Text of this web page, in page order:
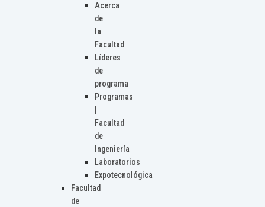
Acerca
de
la
Facultad
Líderes
de
programa
Programas
Facultad
de
Ingeniería
Laboratorios
Expotecnológica
Facultad
de